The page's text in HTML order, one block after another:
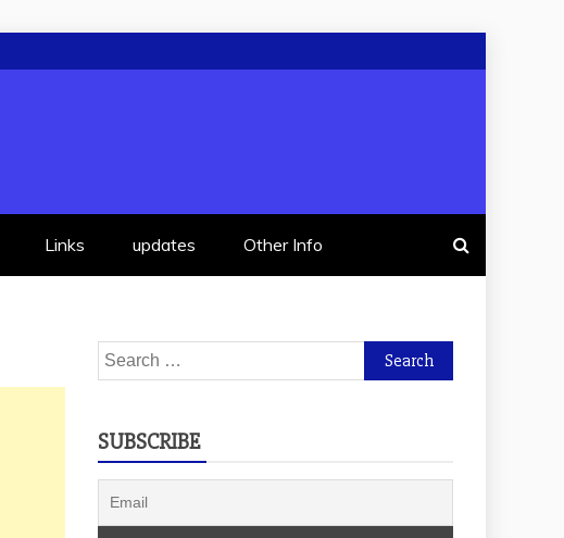
Links updates Other Info
Search
for:
SUBSCRIBE